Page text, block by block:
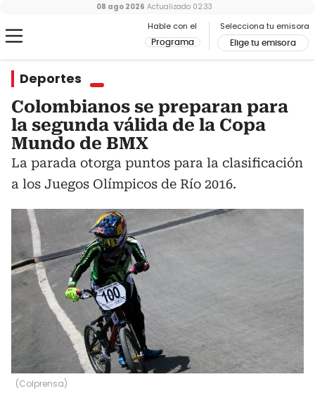
Hable con el
Programa
Selecciona tu emisora
Elige tu emisora
08 ago 2026 Actualizado 02:33
Deportes
Colombianos se preparan para
la segunda válida de la Copa
Mundo de BMX
La parada otorga puntos para la clasificación
a los Juegos Olímpicos de Río 2016.
(Colprensa)